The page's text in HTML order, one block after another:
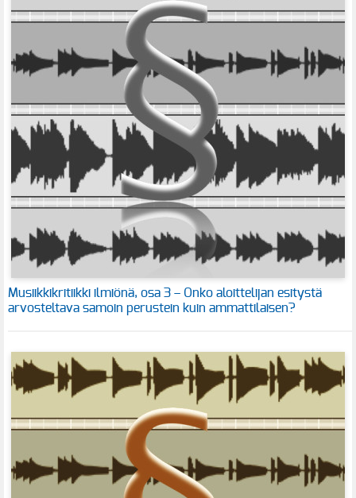
Musiikkikritiikki ilmiönä, osa 3 – Onko aloittelijan esitystä
arvosteltava samoin perustein kuin ammattilaisen?